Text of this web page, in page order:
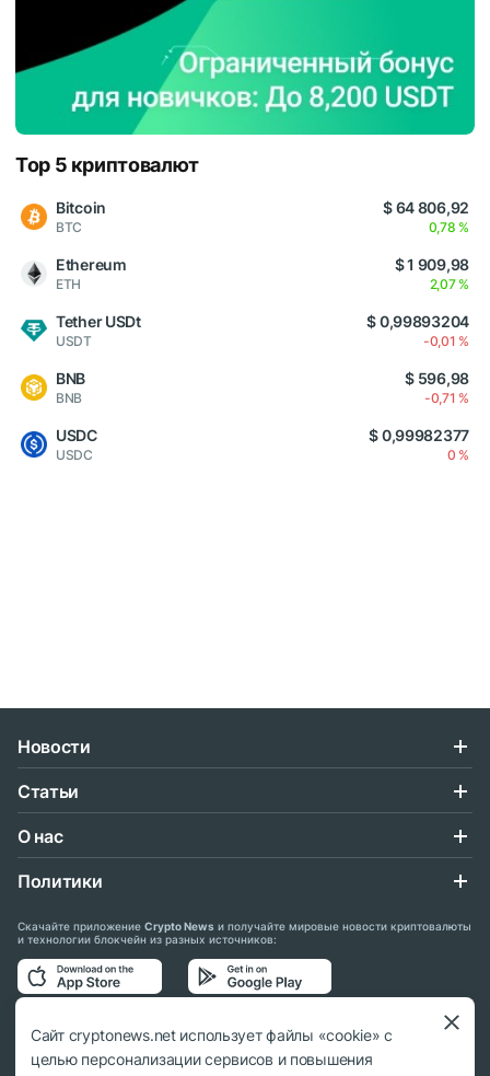
Top 5 криптовалют
Bitcoin
BTC
$ 64 806,92
0,78 %
Ethereum
ETH
$ 1 909,98
2,07 %
Tether USDt
USDT
$ 0,99893204
-0,01 %
BNB
BNB
$ 596,98
-0,71 %
USDC
USDC
$ 0,99982377
0 %
Новости
Статьи
О нас
Политики
Скачайте приложение Crypto News и получайте мировые новости криптовалюты
и технологии блокчейн из разных источников:
Подписывайтесь на нас в социальных сетях:
Сайт cryptonews.net использует файлы «cookie» с
целью персонализации сервисов и повышения